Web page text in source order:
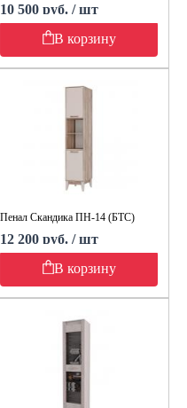
10 500 руб. / шт
В корзину
Пенал Скандика ПН-14 (БТС)
12 200 руб. / шт
В корзину